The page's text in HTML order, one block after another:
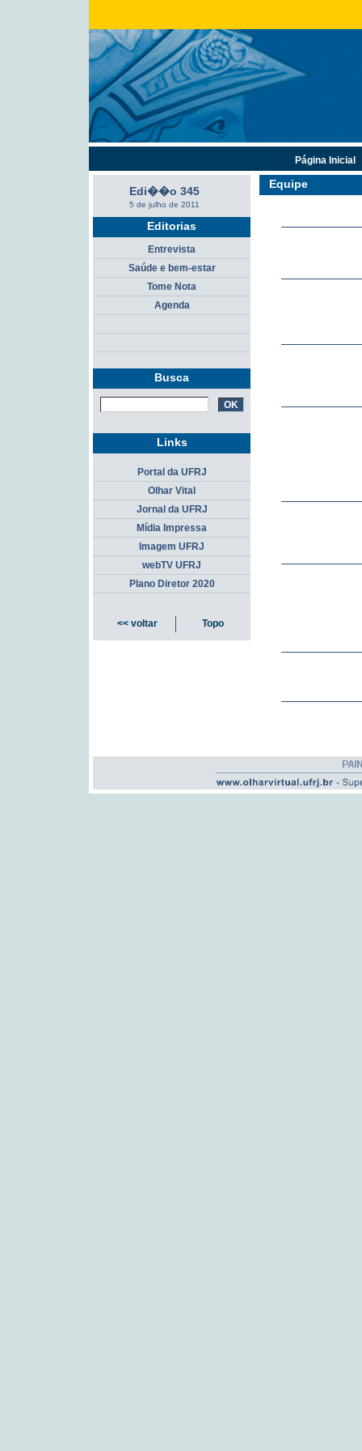
Equipe
Edi��o 345
5 de julho de 2011
Editorias
Entrevista
Saúde e bem-estar
Tome Nota
Agenda
Busca
Página Inicial
Links
Portal da UFRJ
Olhar Vital
Jornal da UFRJ
Mídia Impressa
Imagem UFRJ
webTV UFRJ
Plano Diretor 2020
<< voltar Topo